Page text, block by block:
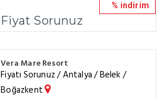
Fiyat Sorunuz
% indirim
Vera Mare Resort
Fiyatı Sorunuz / Antalya / Belek /
Boğazkent